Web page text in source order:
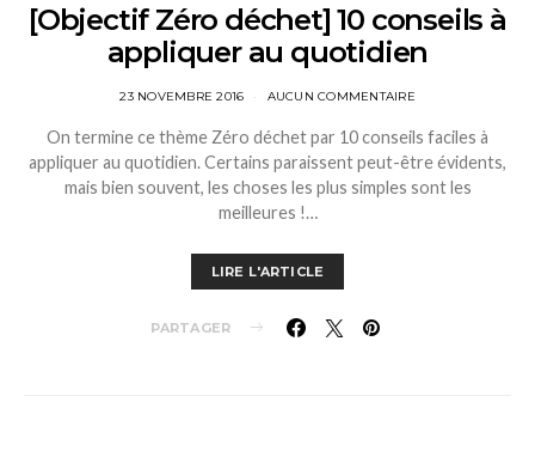
[Objectif Zéro déchet] 10 conseils à
appliquer au quotidien
23 NOVEMBRE 2016 AUCUN COMMENTAIRE
On termine ce thème Zéro déchet par 10 conseils faciles à
appliquer au quotidien. Certains paraissent peut-être évidents,
mais bien souvent, les choses les plus simples sont les
meilleures !…
LIRE L'ARTICLE
PARTAGER